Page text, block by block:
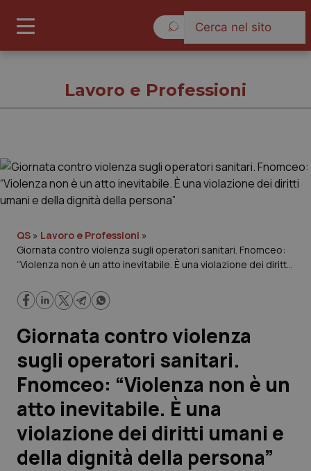
Cronache
Governo e Parlamento
Regioni e Asl
Lavoro e Professioni
Scienza e Farmaci
Studi e Analisi
Lettere al direttore
Edizioni Regionali
Lavoro e Professioni
QS » Lavoro e Professioni »
Giornata contro violenza sugli operatori sanitari. Fnomceo:
“Violenza non è un atto inevitabile. È una violazione dei diritti
Giornata contro violenza
sugli operatori sanitari.
Fnomceo: “Violenza non è un
atto inevitabile. È una
violazione dei diritti umani e
della dignità della persona”